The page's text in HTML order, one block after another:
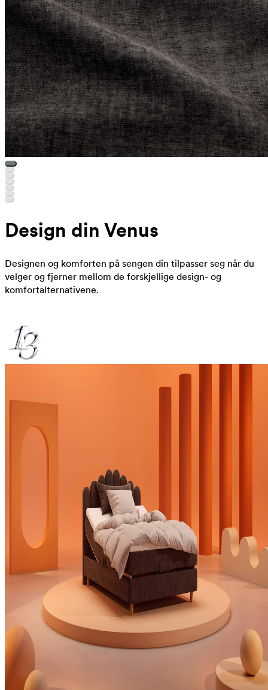
Design din Venus
Designen og komforten på sengen din tilpasser seg når du
velger og fjerner mellom de forskjellige design- og
komfortalternativene.